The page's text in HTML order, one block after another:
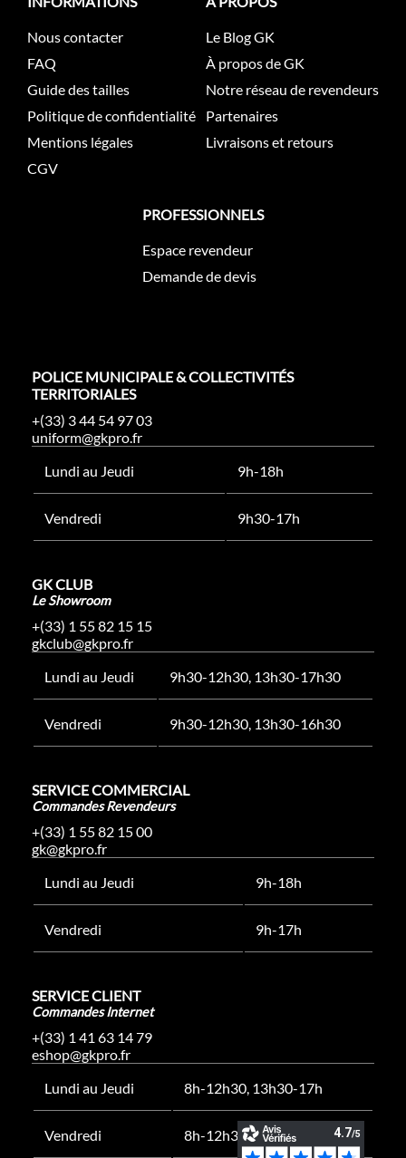
Nous contacter
FAQ
Guide des tailles
Politique de confidentialité
Mentions légales
CGV
Le Blog GK
À propos de GK
Notre réseau de revendeurs
Partenaires
Livraisons et retours
PROFESSIONNELS
Espace revendeur
Demande de devis
POLICE MUNICIPALE & COLLECTIVITÉS
TERRITORIALES
+(33) 3 44 54 97 03
uniform@gkpro.fr
Lundi au Jeudi
9h-18h
Vendredi 9h30-17h
GK CLUB
Le Showroom
+(33) 1 55 82 15 15
gkclub@gkpro.fr
Lundi au Jeudi
9h30-12h30, 13h30-17h30
Vendredi 9h30-12h30, 13h30-16h30
SERVICE COMMERCIAL
Commandes Revendeurs
+(33) 1 55 82 15 00
gk@gkpro.fr
Lundi au Jeudi
9h-18h
Vendredi 9h-17h
SERVICE CLIENT
Commandes Internet
+(33) 1 41 63 14 79
eshop@gkpro.fr
Lundi au Jeudi
8h-12h30, 13h30-17h
Vendredi 8h-12h30, 13h30-16h